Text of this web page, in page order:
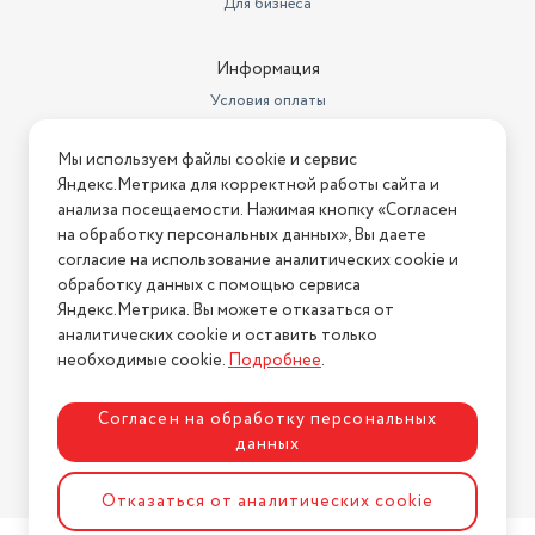
2989. С ним вы сможете легко подобрать рецепты на
каждый день и приготовить что-то новое и интересное на
обед, ужин или завтрак. Купить блендер RED solution
для себя вселенную вкусов с устройствами от RED.
Информация
Условия оплаты
Условия возврата
Нашли ошибку на сайте? Напишите нам
2026 © Интернет-магазин "АстМаркет". У нас есть всё!
Политика конфиденциальности
Разработка сайтаASTDESIGN
Мы используем файлы cookie и сервис
Яндекс.Метрика для корректной работы сайта и
анализа посещаемости. Нажимая кнопку «Согласен
на обработку персональных данных», Вы даете
согласие на использование аналитических cookie и
обработку данных с помощью сервиса
Яндекс.Метрика. Вы можете отказаться от
аналитических cookie и оставить только
необходимые cookie.Подробнее.
Согласен на обработку персональных
данных
Отказаться от аналитических cookie